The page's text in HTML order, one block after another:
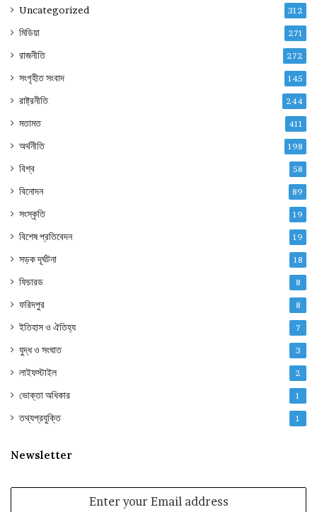
Uncategorized 312
মিডিয়া 271
রাজনীতি 272
সংগৃহীত সংবাদ 145
রাষ্ট্রনীতি 244
মতামত 411
অর্থনীতি 198
বিশ্ব 58
বিনোদন 89
সংস্কৃতি 19
বিশেষ প্রতিবেদন 19
সড়ক দূর্ঘটনা 18
ফিচারড 8
ফরিদপুর 8
ইতিহাস ও ঐতিহ্য 7
যুদ্ধ ও সংঘাত 3
লাইফস্টাইল 2
ভোক্তা অধিকার 1
তথ্যপ্রযুক্তি 1
Newsletter